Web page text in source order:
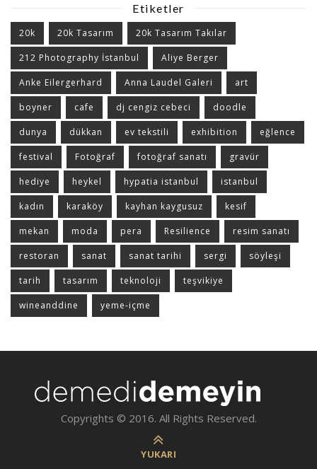
Etiketler
20k 20k Tasarım 20k Tasarım Takılar
212 Photography İstanbul Aliye Berger
Anke Eilergerhard Anna Laudel Galeri art
boyner cafe dj cengiz cebeci doodle
dunya dükkan ev tekstili exhibition eğlence
festival Fotoğraf fotoğraf sanatı gravür
hediye heykel hypatia istanbul istanbul
kadın karaköy kayhan kaygusuz kesif
mekan moda pera Resilience resim sanatı
restoran sanat sanat tarihi sergi söyleşi
tarih tasarım teknoloji teşvikiye
wineanddine yeme-içme
Copyrights © 2016. All Rights Reserved.
YUKARI